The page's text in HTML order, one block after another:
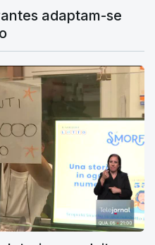
adaptam-se